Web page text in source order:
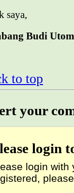
saya,
Budi
to top
your
login
login with